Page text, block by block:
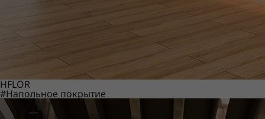
HFLOR
#Напольное покрытие